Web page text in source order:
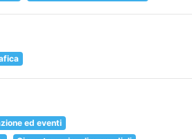
ed eventi